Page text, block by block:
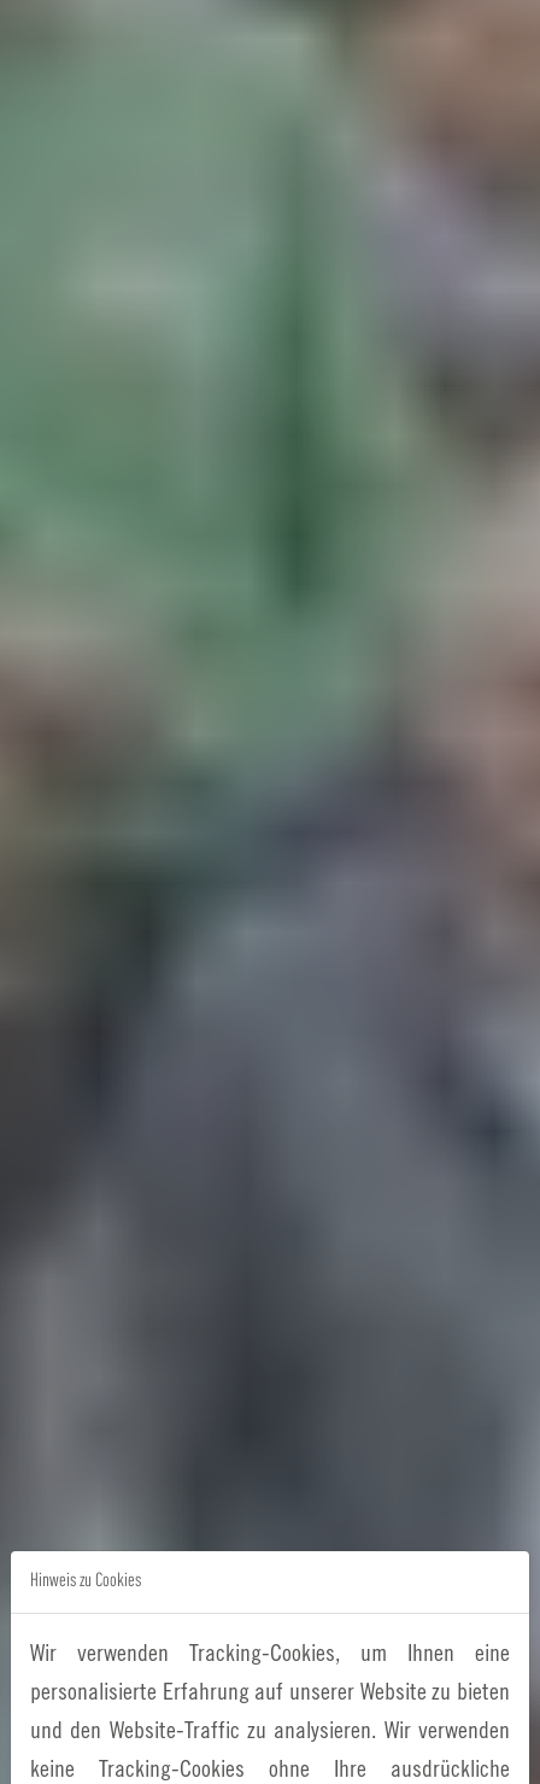
Hinweis zu Cookies
Wir verwenden Tracking-Cookies, um Ihnen eine
personalisierte Erfahrung auf unserer Website zu bieten
und den Website-Traffic zu analysieren. Wir verwenden
keine Tracking-Cookies ohne Ihre ausdrückliche